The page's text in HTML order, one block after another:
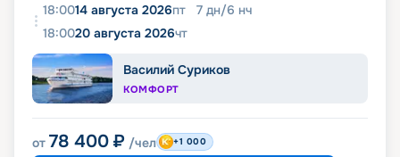
18:0014 августа 2026пт 7 дн/6 нч
18:0020 августа 2026чт
Василий Суриков
КОМФОРТ
от 78 400 ₽ /чел +1 000